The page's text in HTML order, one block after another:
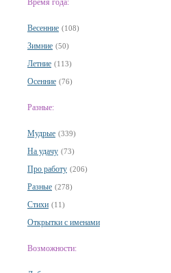
Время года:
Весенние (108)
Зимние (50)
Летние (113)
Осенние (76)
Разные:
Мудрые (339)
На удачу (73)
Про работу (206)
Разные (278)
Стихи (11)
Открытки с именами
Возможности: